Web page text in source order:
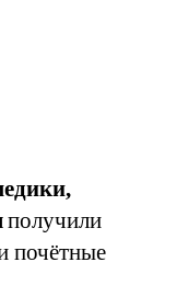
получили
почётные